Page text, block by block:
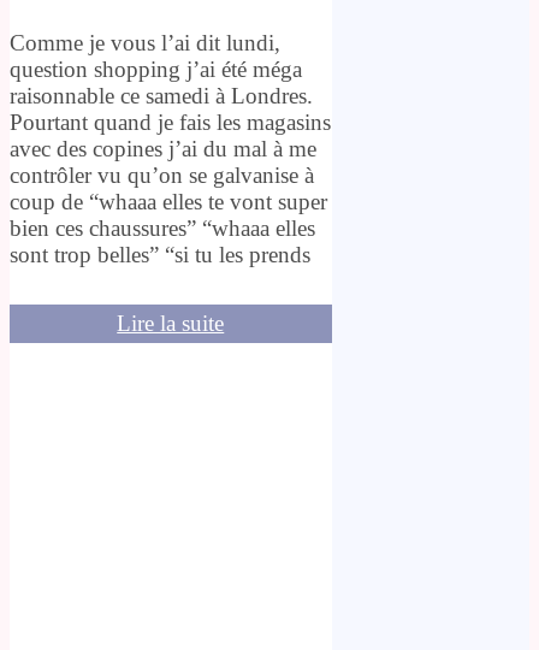
Comme je vous l’ai dit lundi,
question shopping j’ai été méga
raisonnable ce samedi à Londres.
Pourtant quand je fais les magasins
avec des copines j’ai du mal à me
contrôler vu qu’on se galvanise à
coup de “whaaa elles te vont super
bien ces chaussures” “whaaa elles
sont trop belles” “si tu les prends
Lire la suite